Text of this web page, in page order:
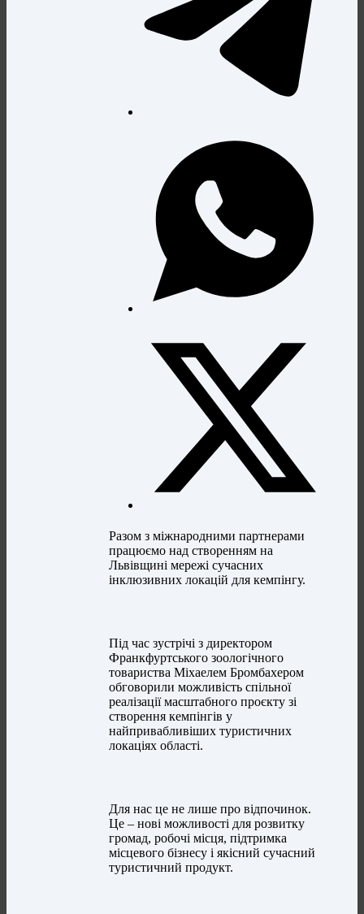
Разом з міжнародними партнерами
працюємо над створенням на
Львівщині мережі сучасних
інклюзивних локацій для кемпінгу.
Під час зустрічі з директором
Франкфуртського зоологічного
товариства Міхаелем Бромбахером
обговорили можливість спільної
реалізації масштабного проєкту зі
створення кемпінгів у
найпривабливіших туристичних
локаціях області.
Для нас це не лише про відпочинок.
Це – нові можливості для розвитку
громад, робочі місця, підтримка
місцевого бізнесу і якісний сучасний
туристичний продукт.